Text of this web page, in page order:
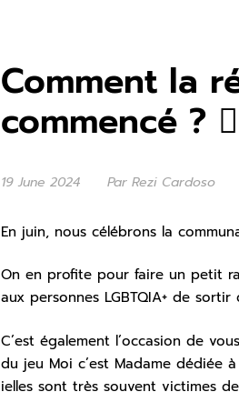
Comment la
commencé ?
19 June 2024 Par Rezi Cardoso
En juin, nous célébrons la
On en profite pour faire un petit
aux personnes LGBTQIA+ de
C’est également l’occasion de
du jeu Moi c’est Madame dédiée
ielles sont très souvent victimes